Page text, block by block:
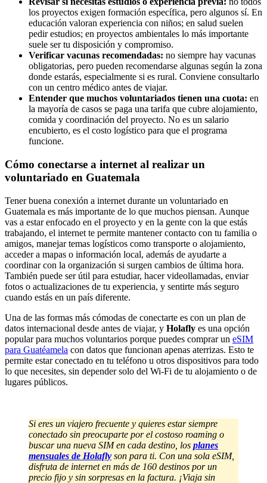
los proyectos exigen formación específica, pero algunos sí. En
educación valoran experiencia con niños; en salud suelen
pedir estudios; en proyectos ambientales lo más importante
suele ser tu disposición y compromiso.
Verificar vacunas recomendadas: no siempre hay vacunas
obligatorias, pero pueden recomendarse algunas según la zona
donde estarás, especialmente si es rural. Conviene consultarlo
con un centro médico antes de viajar.
Entender que muchos voluntariados tienen una cuota: en
la mayoría de casos se paga una tarifa que cubre alojamiento,
comida y coordinación del proyecto. No es un salario
encubierto, es el costo logístico para que el programa
funcione.
Cómo conectarse a internet al realizar un
voluntariado en Guatemala
Tener buena conexión a internet durante un voluntariado en
Guatemala es más importante de lo que muchos piensan. Aunque
vas a estar enfocado en el proyecto y en la gente con la que estás
trabajando, el internet te permite mantener contacto con tu familia o
amigos, manejar temas logísticos como transporte o alojamiento,
acceder a mapas o información local, además de ayudarte a
coordinar con la organización si surgen cambios de última hora.
También puede ser útil para estudiar, hacer videollamadas, enviar
fotos o actualizaciones de tu experiencia, y sentirte más seguro
cuando estás en un país diferente.
Una de las formas más cómodas de conectarte es con un plan de
datos internacional desde antes de viajar, y Holafly es una opción
popular para muchos voluntarios porque puedes comprar un eSIM
para Guatéamela con datos que funcionan apenas aterrizas. Esto te
permite estar conectado en tu teléfono u otros dispositivos para todo
lo que necesites, sin depender solo del Wi-Fi de tu alojamiento o de
lugares públicos.
Si eres un viajero frecuente y quieres estar siempre
conectado sin preocuparte por el costoso roaming o
buscar una nueva SIM en cada destino, los planes
mensuales de Holafly son para ti. Con una sola eSIM,
disfruta de internet en más de 160 destinos por un
precio fijo y sin sorpresas en la factura. ¡Viaja sin